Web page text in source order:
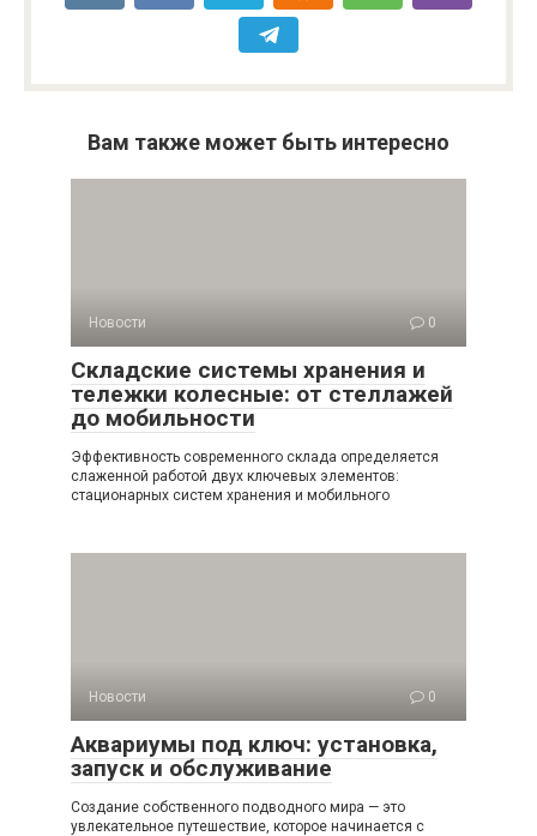
Вам также может быть интересно
Новости 0
Складские системы хранения и
тележки колесные: от стеллажей
до мобильности
Эффективность современного склада определяется
слаженной работой двух ключевых элементов:
стационарных систем хранения и мобильного
Новости 0
Аквариумы под ключ: установка,
запуск и обслуживание
Создание собственного подводного мира — это
увлекательное путешествие, которое начинается с